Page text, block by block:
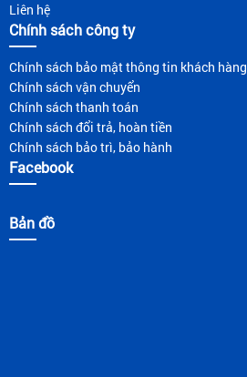
Liên hệ
Chính sách công ty
Chính sách bảo mật thông tin khách hàng
Chính sách vận chuyển
Chính sách thanh toán
Chính sách đổi trả, hoàn tiền
Chính sách bảo trì, bảo hành
Facebook
Bản đồ